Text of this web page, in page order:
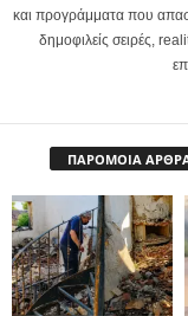
και προγράμματα που
δημοφιλείς σειρές,
ΠΑΡΟΜΟΙΑ